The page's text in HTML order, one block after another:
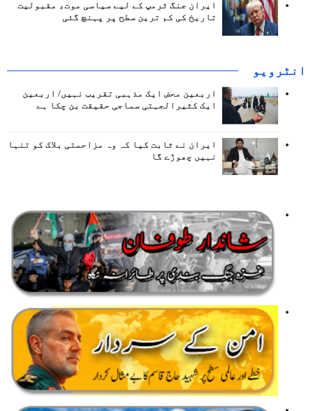
ایران جنگ ٹرمپ کے لیے سیاسی موت، مقبولیت
تاریخ کی کم ترین سطح پر پہنچ گئی
انٹرويو
اربعین محض ایک مذہبی تقریب نہیں/ اربعین
ایک کثیرالجہتی سماجی حقیقت بن چکا ہے
ایران نے ثابت کیا کہ وہ مزاحمتی بلاک کو تنہا
نہیں چھوڑے گا